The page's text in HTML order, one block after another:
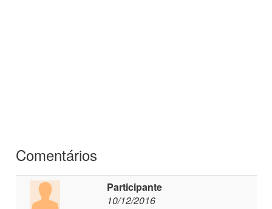
Comentários
Participante
10/12/2016